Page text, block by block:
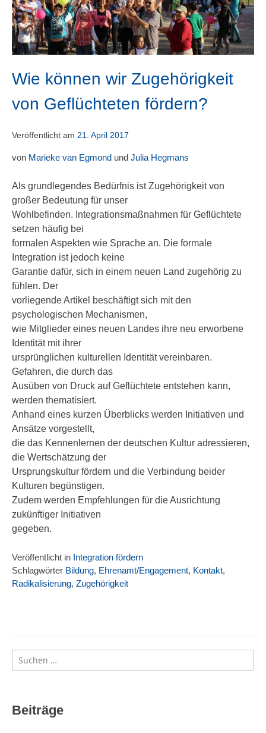
Wie können wir Zugehörigkeit
von Geflüchteten fördern?
Veröffentlicht am 21. April 2017
von Marieke van Egmond und Julia Hegmans
Als grundlegendes Bedürfnis ist Zugehörigkeit von
großer Bedeutung für unser
Wohlbefinden. Integrationsmaßnahmen für Geflüchtete
setzen häufig bei
formalen Aspekten wie Sprache an. Die formale
Integration ist jedoch keine
Garantie dafür, sich in einem neuen Land zugehörig zu
fühlen. Der
vorliegende Artikel beschäftigt sich mit den
psychologischen Mechanismen,
wie Mitglieder eines neuen Landes ihre neu erworbene
Identität mit ihrer
ursprünglichen kulturellen Identität vereinbaren.
Gefahren, die durch das
Ausüben von Druck auf Geflüchtete entstehen kann,
werden thematisiert.
Anhand eines kurzen Überblicks werden Initiativen und
Ansätze vorgestellt,
die das Kennenlernen der deutschen Kultur adressieren,
die Wertschätzung der
Ursprungskultur fördern und die Verbindung beider
Kulturen begünstigen.
Zudem werden Empfehlungen für die Ausrichtung
zukünftiger Initiativen
gegeben.
Veröffentlicht in Integration fördern
Schlagwörter Bildung, Ehrenamt/Engagement, Kontakt,
Radikalisierung, Zugehörigkeit
Suchen
nach:
Beiträge